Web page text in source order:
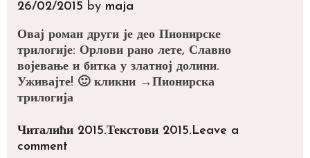
26/02/2015 by maja
Овај роман други је део Пионирске
трилогије: Орлови рано лете, Славно
војевање и битка у златној долини.
Уживајте! 🙂 кликни →Пионирска
трилогија
Categories
Читалићи 2015.Tags
Текстови 2015. Leave a
comment